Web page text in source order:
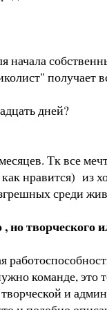
получает
дней?
Тк все
нравится) из
среди
но творческого
команде, это
и